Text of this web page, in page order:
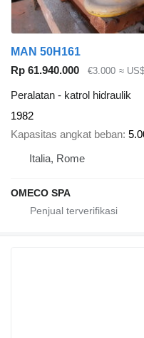
MAN 50H161
Rp 61.940.000
€3.000 ≈
Peralatan - katrol hidraulik
1982
Kapasitas angkat beban
Italia, Rome
OMECO SPA